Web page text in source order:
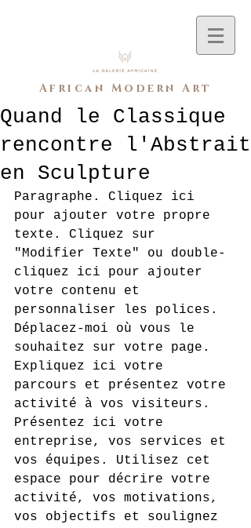
African Modern Art
Quand le Classique
rencontre l'Abstrait
en Sculpture
Paragraphe. Cliquez ici
pour ajouter votre propre
texte. Cliquez sur
"Modifier Texte" ou double-
cliquez ici pour ajouter
votre contenu et
personnaliser les polices.
Déplacez-moi où vous le
souhaitez sur votre page.
Expliquez ici votre
parcours et présentez votre
activité à vos visiteurs.
Présentez ici votre
entreprise, vos services et
vos équipes. Utilisez cet
espace pour décrire votre
activité, vos motivations,
vos objectifs et soulignez